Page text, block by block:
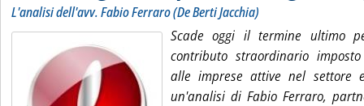
L'analisi dell'avv. Fabio Ferraro (De Berti Jacchia)
Scade oggi il termine ultimo
contributo straordinario
alle imprese attive nel settore
un'analisi di Fabio Ferraro,